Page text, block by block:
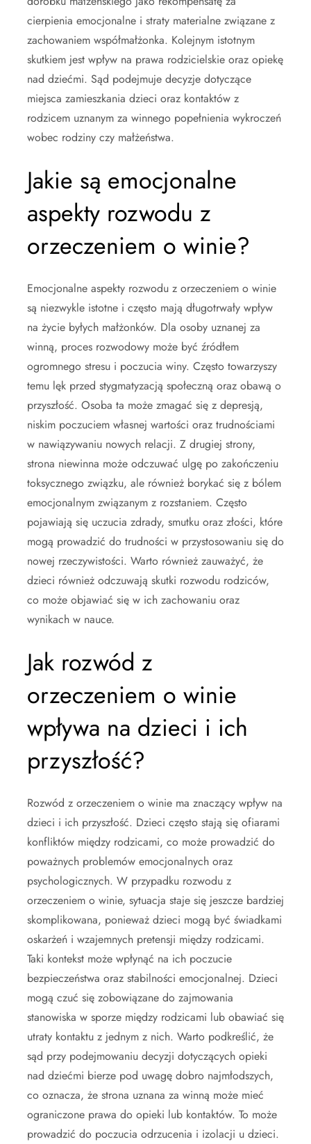
cierpienia emocjonalne i straty materialne związane z
zachowaniem współmałżonka. Kolejnym istotnym
skutkiem jest wpływ na prawa rodzicielskie oraz opiekę
nad dziećmi. Sąd podejmuje decyzje dotyczące
miejsca zamieszkania dzieci oraz kontaktów z
rodzicem uznanym za winnego popełnienia wykroczeń
wobec rodziny czy małżeństwa.
Jakie są emocjonalne
aspekty rozwodu z
orzeczeniem o winie?
Emocjonalne aspekty rozwodu z orzeczeniem o winie
są niezwykle istotne i często mają długotrwały wpływ
na życie byłych małżonków. Dla osoby uznanej za
winną, proces rozwodowy może być źródłem
ogromnego stresu i poczucia winy. Często towarzyszy
temu lęk przed stygmatyzacją społeczną oraz obawą o
przyszłość. Osoba ta może zmagać się z depresją,
niskim poczuciem własnej wartości oraz trudnościami
w nawiązywaniu nowych relacji. Z drugiej strony,
strona niewinna może odczuwać ulgę po zakończeniu
toksycznego związku, ale również borykać się z bólem
emocjonalnym związanym z rozstaniem. Często
pojawiają się uczucia zdrady, smutku oraz złości, które
mogą prowadzić do trudności w przystosowaniu się do
nowej rzeczywistości. Warto również zauważyć, że
dzieci również odczuwają skutki rozwodu rodziców,
co może objawiać się w ich zachowaniu oraz
wynikach w nauce.
Jak rozwód z
orzeczeniem o winie
wpływa na dzieci i ich
przyszłość?
Rozwód z orzeczeniem o winie ma znaczący wpływ na
dzieci i ich przyszłość. Dzieci często stają się ofiarami
konfliktów między rodzicami, co może prowadzić do
poważnych problemów emocjonalnych oraz
psychologicznych. W przypadku rozwodu z
orzeczeniem o winie, sytuacja staje się jeszcze bardziej
skomplikowana, ponieważ dzieci mogą być świadkami
oskarżeń i wzajemnych pretensji między rodzicami.
Taki kontekst może wpłynąć na ich poczucie
bezpieczeństwa oraz stabilności emocjonalnej. Dzieci
mogą czuć się zobowiązane do zajmowania
stanowiska w sporze między rodzicami lub obawiać się
utraty kontaktu z jednym z nich. Warto podkreślić, że
sąd przy podejmowaniu decyzji dotyczących opieki
nad dziećmi bierze pod uwagę dobro najmłodszych,
co oznacza, że strona uznana za winną może mieć
ograniczone prawa do opieki lub kontaktów. To może
prowadzić do poczucia odrzucenia i izolacji u dzieci.